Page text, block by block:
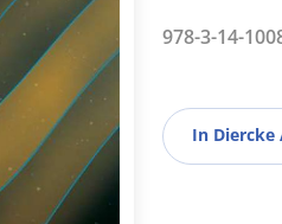
978-3-14-
In Diercke